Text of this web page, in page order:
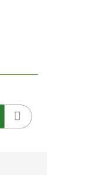
Mostra
come